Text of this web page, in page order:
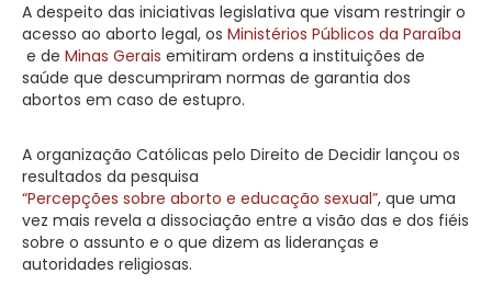
A despeito das iniciativas legislativa que visam restringir o
acesso ao aborto legal, os Ministérios Públicos da Paraíba
e de Minas Gerais emitiram ordens a instituições de
saúde que descumpriram normas de garantia dos
abortos em caso de estupro.
A organização Católicas pelo Direito de Decidir lançou os
resultados da pesquisa
“Percepções sobre aborto e educação sexual”, que uma
vez mais revela a dissociação entre a visão das e dos fiéis
sobre o assunto e o que dizem as lideranças e
autoridades religiosas.